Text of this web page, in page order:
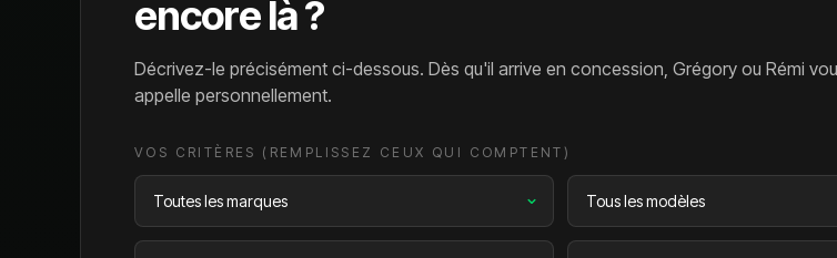
encore là ?
Décrivez-le précisément ci-dessous. Dès qu'il arrive en concession, Grégory ou Rémi
appelle personnellement.
VOS CRITÈRES (REMPLISSEZ CEUX QUI COMPTENT)